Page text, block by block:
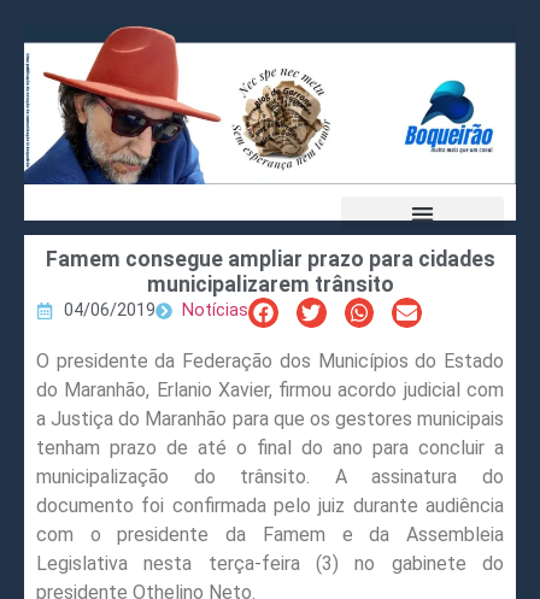
Famem consegue ampliar prazo para cidades
municipalizarem trânsito
04/06/2019 Notícias
O presidente da Federação dos Municípios do Estado
do Maranhão, Erlanio Xavier, firmou acordo judicial com
a Justiça do Maranhão para que os gestores municipais
tenham prazo de até o final do ano para concluir a
municipalização do trânsito. A assinatura do
documento foi confirmada pelo juiz durante audiência
com o presidente da Famem e da Assembleia
Legislativa nesta terça-feira (3) no gabinete do
presidente Othelino Neto.